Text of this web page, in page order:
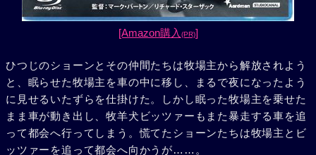
[Amazon購入 (PR)]
ひつじのショーンとその仲間たちは牧場主から解放されよう
と、眠らせた牧場主を車の中に移し、まるで夜になったよう
に見せるいたずらを仕掛けた。しかし眠った牧場主を乗せた
まま車が動き出し、牧羊犬ビッツァーもまた暴走する車を追
って都会へ行ってしまう。慌てたショーンたちは牧場主とビ
ッツァーを追って都会へ向かうが……。